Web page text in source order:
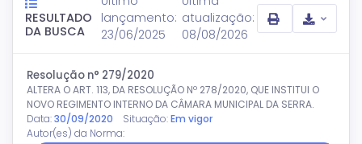
RESULTADO
DA BUSCA
lançamento:
23/06/2025
atualização:
08/08/2026
Resolução n° 279/2020
ALTERA O ART. 113, DA RESOLUÇÃO Nº 278/2020, QUE INSTITUI O
NOVO REGIMENTO INTERNO DA CÂMARA MUNICIPAL DA SERRA.
Data:30/09/2020 Situação: Em vigor
Autor(es) da Norma: